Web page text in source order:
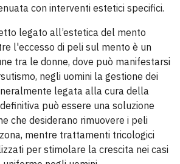
con interventi estetici specifici.
legato all’estetica del mento
l'eccesso di peli sul mento è un
tra le donne, dove può manifestarsi
negli uomini la gestione dei
legata alla cura della
può essere una soluzione
che desiderano rimuovere i peli
mentre trattamenti tricologici
per stimolare la crescita nei casi